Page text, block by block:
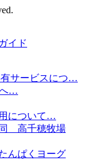
イド
有サービスにつ…
へ…
について…
同 高千穂牧場
んぱくヨーグ